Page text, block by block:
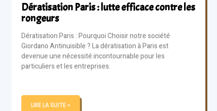
Dératisation Paris : lutte efficace contre les
rongeurs
Dératisation Paris : Pourquoi Choisir notre société
Giordano Antinuisible ? La dératisation à Paris est
devenue une nécessité incontournable pour les
particuliers et les entreprises.
LIRE LA SUITE »